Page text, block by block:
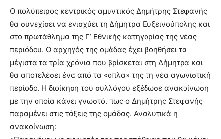
Ο πολύπειρος κεντρικός αμυντικός Δημήτρης Στεφανής
θα συνεχίσει να ενισχύει τη Δήμητρα Ευξεινούπολης και
στο πρωτάθλημα της Γ’ Εθνικής κατηγορίας της νέας
περιόδου. Ο αρχηγός της ομάδας έχει βοηθήσει τα
μέγιστα τα τρία χρόνια που βρίσκεται στη Δήμητρα και
θα αποτελέσει ένα από τα «όπλα» της τη νέα αγωνιστική
περίοδο. Η διοίκηση του συλλόγου εξέδωσε ανακοίνωση
με την οποία κάνει γνωστό, πως ο Δημήτρης Στεφανής
παραμένει στις τάξεις της ομάδας. Αναλυτικά η
ανακοίνωση: